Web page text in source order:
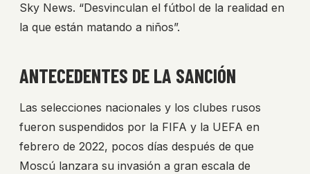
Sky News. “Desvinculan el fútbol de la realidad en
la que están matando a niños”.
ANTECEDENTES DE LA SANCIÓN
Las selecciones nacionales y los clubes rusos
fueron suspendidos por la FIFA y la UEFA en
febrero de 2022, pocos días después de que
Moscú lanzara su invasión a gran escala de